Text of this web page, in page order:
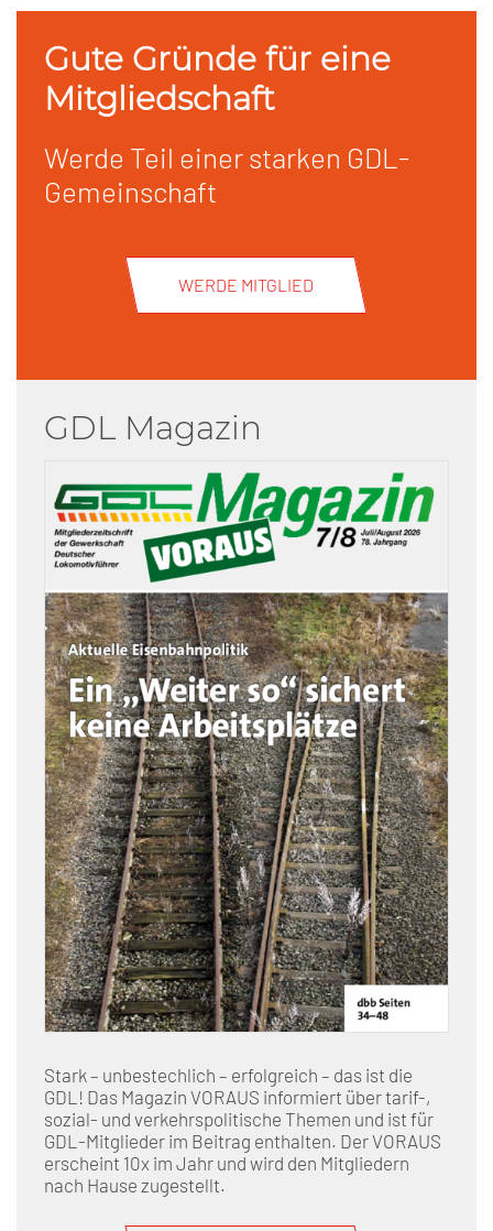
Gute Gründe für eine
Mitgliedschaft
Werde Teil einer starken GDL-
Gemeinschaft
WERDE MITGLIED
GDL Magazin
Stark – unbestechlich – erfolgreich – das ist die
GDL! Das Magazin VORAUS informiert über tarif-,
sozial- und verkehrspolitische Themen und ist für
GDL-Mitglieder im Beitrag enthalten. Der VORAUS
erscheint 10x im Jahr und wird den Mitgliedern
nach Hause zugestellt.